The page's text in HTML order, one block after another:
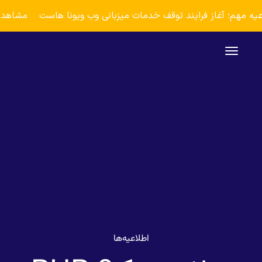
مهم؛ آغاز فرایند توقف خدمات میزبانی وب ویونا هاست
اطلاعیه‌ها